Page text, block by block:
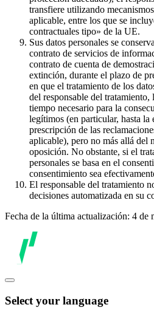
transfiere utilizando
aplicable, entre los que se
contractuales tipo» de la UE.
Sus datos personales se
contrato de servicios de
contrato de cuenta de
extinción, durante el plazo de
en que el tratamiento de los
del responsable del tratamiento,
tiempo necesario para la
legítimos (en particular, hasta
prescripción de las
aplicable), pero no más allá del
oposición. No obstante, si el
personales se basa en el
consentimiento sea
El responsable del tratamiento
decisiones automatizada en su
Fecha de la última actualización: 4 de
Select your language